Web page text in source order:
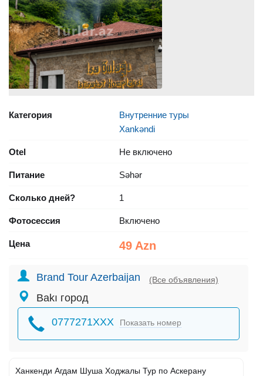
Категория
Внутренние туры
Xankəndi
Otel Не включено
Питание Səhər
Сколько дней? 1
Фотосессия Включено
Цена 49 Azn
Brand Tour Azerbaijan (Все объявления)
Bakı город
0777271XXX Показать номер
Ханкенди Агдам Шуша Ходжалы Тур по Аскерану